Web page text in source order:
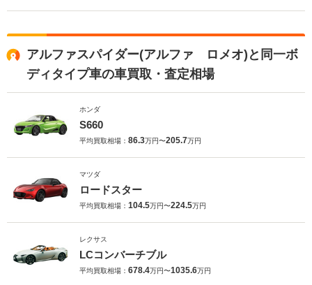
アルファスパイダー(アルファ ロメオ)と同一ボ
ディタイプ車の車買取・査定相場
ホンダ
S660
平均買取相場： 86.3万円〜205.7万円
マツダ
ロードスター
平均買取相場： 104.5万円〜224.5万円
レクサス
LCコンバーチブル
平均買取相場： 678.4万円〜1035.6万円